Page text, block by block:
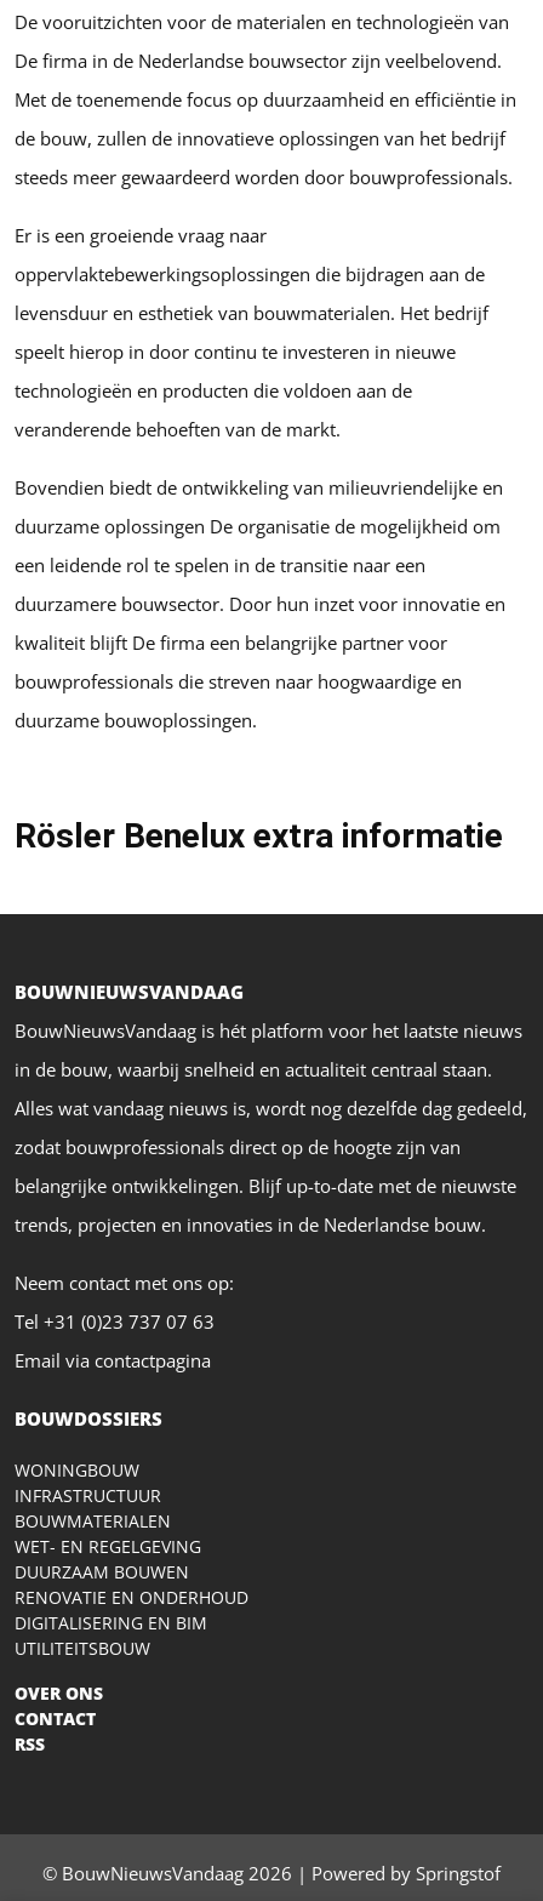
De vooruitzichten voor de materialen en technologieën van
De firma in de Nederlandse bouwsector zijn veelbelovend.
Met de toenemende focus op duurzaamheid en efficiëntie in
de bouw, zullen de innovatieve oplossingen van het bedrijf
steeds meer gewaardeerd worden door bouwprofessionals.
Er is een groeiende vraag naar
oppervlaktebewerkingsoplossingen die bijdragen aan de
levensduur en esthetiek van bouwmaterialen. Het bedrijf
speelt hierop in door continu te investeren in nieuwe
technologieën en producten die voldoen aan de
veranderende behoeften van de markt.
Bovendien biedt de ontwikkeling van milieuvriendelijke en
duurzame oplossingen De organisatie de mogelijkheid om
een leidende rol te spelen in de transitie naar een
duurzamere bouwsector. Door hun inzet voor innovatie en
kwaliteit blijft De firma een belangrijke partner voor
bouwprofessionals die streven naar hoogwaardige en
duurzame bouwoplossingen.
Rösler Benelux extra informatie
BOUWNIEUWSVANDAAG
BouwNieuwsVandaag is hét platform voor het laatste nieuws
in de bouw, waarbij snelheid en actualiteit centraal staan.
Alles wat vandaag nieuws is, wordt nog dezelfde dag gedeeld,
zodat bouwprofessionals direct op de hoogte zijn van
belangrijke ontwikkelingen. Blijf up-to-date met de nieuwste
trends, projecten en innovaties in de Nederlandse bouw.
Neem contact met ons op:
Tel +31 (0)23 737 07 63
Email via contactpagina
BOUWDOSSIERS
WONINGBOUW
INFRASTRUCTUUR
BOUWMATERIALEN
WET- EN REGELGEVING
DUURZAAM BOUWEN
RENOVATIE EN ONDERHOUD
DIGITALISERING EN BIM
UTILITEITSBOUW
OVER ONS
CONTACT
RSS
© BouwNieuwsVandaag 2026 | Powered by Springstof